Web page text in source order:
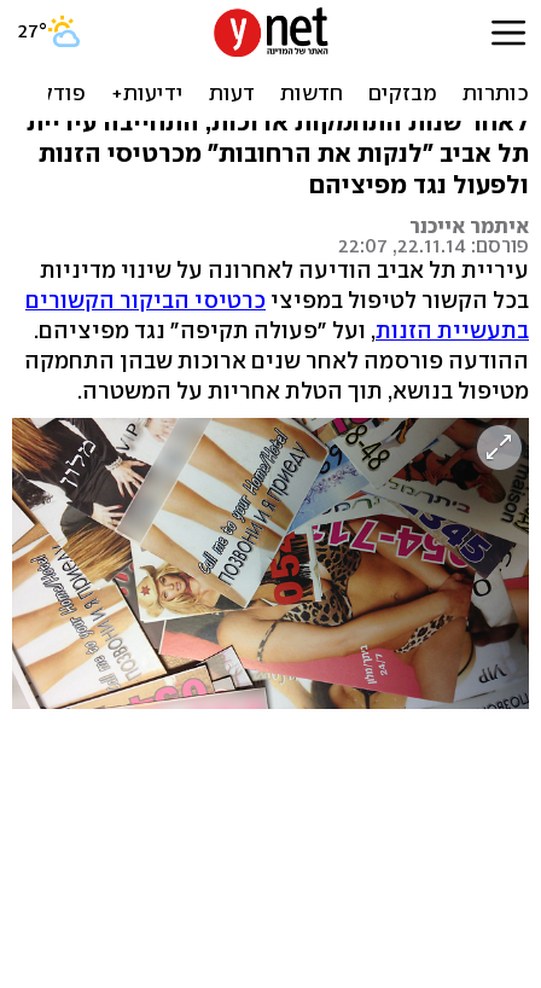
המטרה: למגר את כרטיסי
הביקור לשירותי מין
לאחר שנות התחמקות ארוכות, התחייבה עיריית
תל אביב "לנקות את הרחובות" מכרטיסי הזנות
ולפעול נגד מפיציהם
איתמר אייכנר
פורסם: 22.11.14, 22:07
עיריית תל אביב הודיעה לאחרונה על שינוי מדיניות
בכל הקשור לטיפול במפיצי כרטיסי הביקור הקשורים
בתעשיית הזנות, ועל "פעולה תקיפה" נגד מפיציהם.
ההודעה פורסמה לאחר שנים ארוכות שבהן התחמקה
מטיפול בנושא, תוך הטלת אחריות על המשטרה.